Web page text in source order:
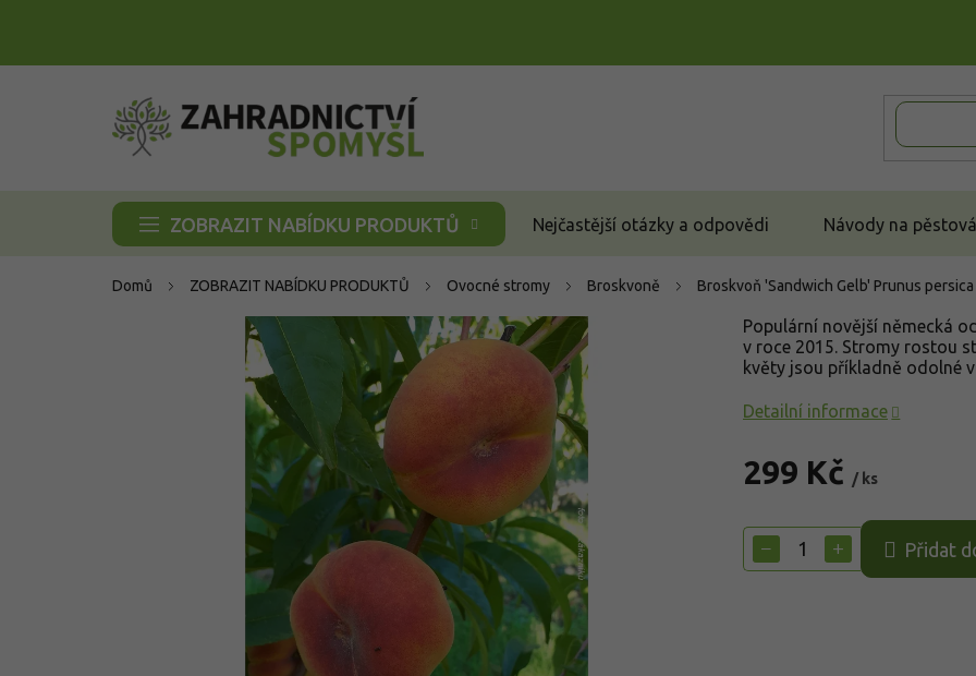
ZOBRAZIT NABÍDKU PRODUKTŮ Nejčastější otázky a odpovědi Návody na
Domů ZOBRAZIT NABÍDKU PRODUKTŮ Ovocné stromy Broskvoně Broskvoň 'Sandwich Gelb' Prunus
299 Kč / ks
cena:
+
− Přidat
Populární novější německá
v roce 2015. Stromy rostou
květy jsou příkladně odolné
Detailní informace